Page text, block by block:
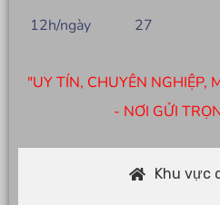
12h/ngày 27
"UY TÍN, CHUYÊN NGHIỆP,
- NƠI GỬI
Khu vực